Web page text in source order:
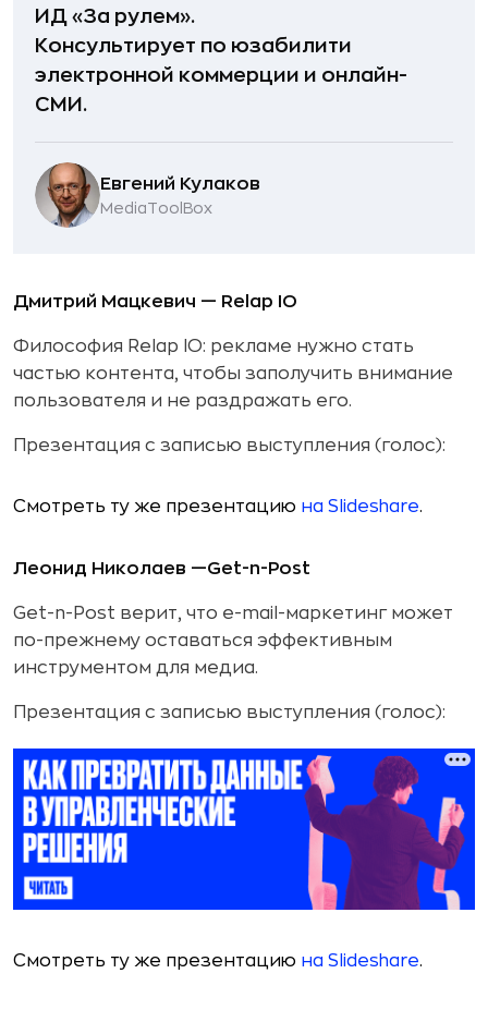
ИД «За рулем».
Консультирует по юзабилити
электронной коммерции и онлайн-
СМИ.
Евгений Кулаков
MediaToolBox
Дмитрий Мацкевич — Relap IO
Философия Relap IO: рекламе нужно стать
частью контента, чтобы заполучить внимание
пользователя и не раздражать его.
Презентация с записью выступления (голос):
Смотреть ту же презентацию на Slideshare.
Леонид Николаев —Get-n-Post
Get-n-Post верит, что e-mail-маркетинг может
по-прежнему оставаться эффективным
инструментом для медиа.
Презентация с записью выступления (голос):
Смотреть ту же презентацию на Slideshare.